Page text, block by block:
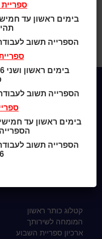
במהלך הזמן הזה, הקטלוג
לאזור האישי לצורך ביצוע
גם לא דרך האפליקציה.
סליחה על אי הנוחות
מידע לנרשמים
קטלוג כותר ראשון
המומחה לשירותך
ארכיון ספריית השבוע
הספרייה תשוב לעבודה
הספרייה תשוב לעבודה
הספרייה תשוב